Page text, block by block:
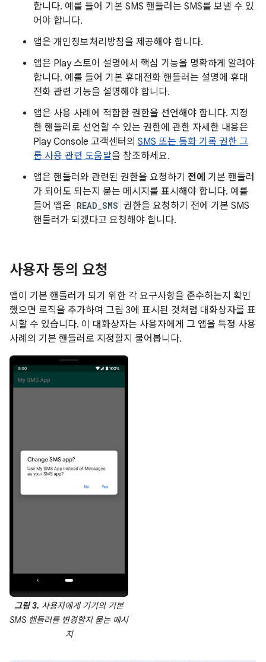
합니다. 예를 들어 기본 SMS 핸들러는 SMS를 보낼 수 있
어야 합니다.
앱은 개인정보처리방침을 제공해야 합니다.
앱은 Play 스토어 설명에서 핵심 기능을 명확하게 알려야
합니다. 예를 들어 기본 휴대전화 핸들러는 설명에 휴대
전화 관련 기능을 설명해야 합니다.
앱은 사용 사례에 적합한 권한을 선언해야 합니다. 지정
한 핸들러로 선언할 수 있는 권한에 관한 자세한 내용은
Play Console 고객센터의 SMS 또는 통화 기록 권한 그
룹 사용 관련 도움말을 참조하세요.
앱은 핸들러와 관련된 권한을 요청하기 전에 기본 핸들러
가 되어도 되는지 묻는 메시지를 표시해야 합니다. 예를
들어 앱은 READ_SMS 권한을 요청하기 전에 기본 SMS
핸들러가 되겠다고 요청해야 합니다.
사용자 동의 요청
앱이 기본 핸들러가 되기 위한 각 요구사항을 준수하는지 확인
했으면 로직을 추가하여 그림 3에 표시된 것처럼 대화상자를 표
시할 수 있습니다. 이 대화상자는 사용자에게 그 앱을 특정 사용
사례의 기본 핸들러로 지정할지 물어봅니다.
그림 3. 사용자에게 기기의 기본
SMS 핸들러를 변경할지 묻는 메시
지